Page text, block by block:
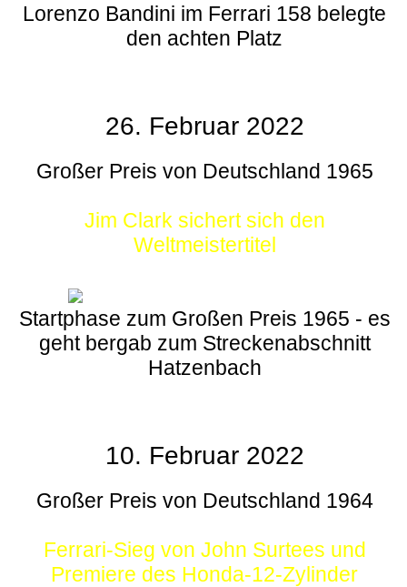
Lorenzo Bandini im Ferrari 158 belegte
den achten Platz
26. Februar 2022
Großer Preis von Deutschland 1965
Jim Clark sichert sich den
Weltmeistertitel
Startphase zum Großen Preis 1965 - es
geht bergab zum Streckenabschnitt
Hatzenbach
10. Februar 2022
Großer Preis von Deutschland 1964
Ferrari-Sieg von John Surtees und
Premiere des Honda-12-Zylinder